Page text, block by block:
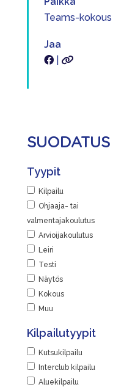
Teams-kokous
Jaa
SUODATUS
Tyypit
Kilpailu
Ohjaaja- tai
valmentajakoulutus
Arvioijakoulutus
Leiri
Testi
Näytös
Kokous
Muu
Kilpailutyypit
Kutsukilpailu
Interclub kilpailu
Aluekilpailu